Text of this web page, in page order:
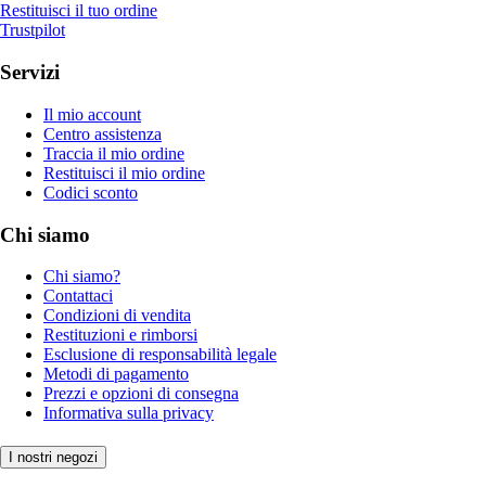
Restituisci il tuo ordine
Trustpilot
Servizi
Il mio account
Centro assistenza
Traccia il mio ordine
Restituisci il mio ordine
Codici sconto
Chi siamo
Chi siamo?
Contattaci
Condizioni di vendita
Restituzioni e rimborsi
Esclusione di responsabilità legale
Metodi di pagamento
Prezzi e opzioni di consegna
Informativa sulla privacy
I nostri negozi